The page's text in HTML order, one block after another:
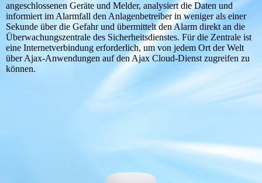
angeschlossenen Geräte und Melder, analysiert die Daten und
informiert im Alarmfall den Anlagenbetreiber in weniger als einer
Sekunde über die Gefahr und übermittelt den Alarm direkt an die
Überwachungszentrale des Sicherheitsdienstes. Für die Zentrale ist
eine Internetverbindung erforderlich, um von jedem Ort der Welt
über Ajax-Anwendungen auf den Ajax Cloud-Dienst zugreifen zu
können.